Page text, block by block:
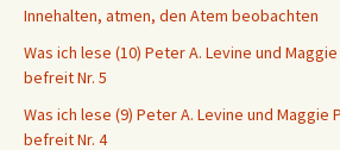
Innehalten, atmen, den Atem beobachten
Was ich lese (10) Peter A. Levine und
befreit Nr. 5
Was ich lese (9) Peter A. Levine und Maggie
befreit Nr. 4